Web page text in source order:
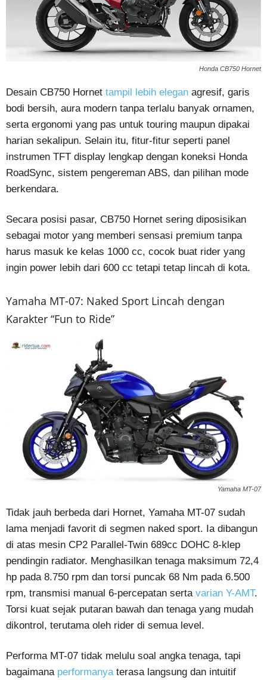
Honda CB750 Hornet
Desain CB750 Hornet tampil lebih elegan agresif, garis
bodi bersih, aura modern tanpa terlalu banyak ornamen,
serta ergonomi yang pas untuk touring maupun dipakai
harian sekalipun. Selain itu, fitur-fitur seperti panel
instrumen TFT display lengkap dengan koneksi Honda
RoadSync, sistem pengereman ABS, dan pilihan mode
berkendara.
Secara posisi pasar, CB750 Hornet sering diposisikan
sebagai motor yang memberi sensasi premium tanpa
harus masuk ke kelas 1000 cc, cocok buat rider yang
ingin power lebih dari 600 cc tetapi tetap lincah di kota.
Yamaha MT-07: Naked Sport Lincah dengan
Karakter “Fun to Ride”
Yamaha MT-07
Tidak jauh berbeda dari Hornet, Yamaha MT-07 sudah
lama menjadi favorit di segmen naked sport. Ia dibangun
di atas mesin CP2 Parallel-Twin 689cc DOHC 8-klep
pendingin radiator. Menghasilkan tenaga maksimum 72,4
hp pada 8.750 rpm dan torsi puncak 68 Nm pada 6.500
rpm, transmisi manual 6-percepatan serta varian Y-AMT.
Torsi kuat sejak putaran bawah dan tenaga yang mudah
dikontrol, terutama oleh rider di semua level.
Performa MT-07 tidak melulu soal angka tenaga, tapi
bagaimana performanyaterasa langsung dan intuitif